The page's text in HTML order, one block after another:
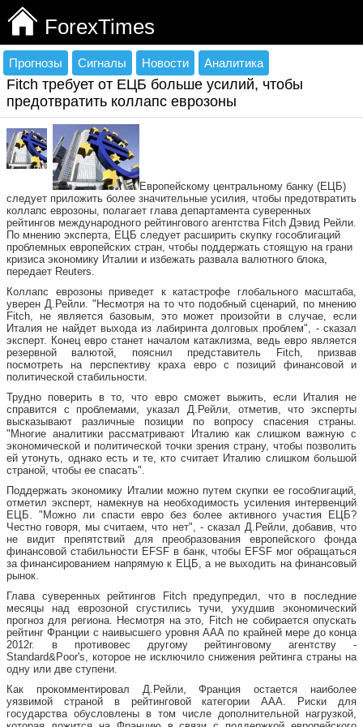
ForexTimes
Прогнозы Сигналы Новости Аналитика
Fitch требует от ЕЦБ больше усилий, чтобы
предотвратить коллапс еврозоны
Европейскому центральному банку (ЕЦБ)
следует приложить более значительные усилия, чтобы предотвратить
коллапс еврозоны, полагает глава департамента суверенных
рейтингов международного рейтингового агентства Fitch Дэвид Рейли.
По мнению эксперта, ЕЦБ следует расширить скупку гособлигаций
проблемных европейских стран, чтобы поддержать стоящую на грани
кризиса экономику Италии и избежать развала валютного блока,
передает Reuters.
Коллапс еврозоны приведет к катастрофе глобального масштаба,
уверен Д.Рейли. "Несмотря на то что подобный сценарий, по мнению
Fitch, не является базовым, это может произойти в случае, если
Италия не найдет выхода из лабиринта долговых проблем", - сказал
эксперт. Конец евро станет началом катаклизма, ведь евро является
резервной валютой, пояснил представитель Fitch, призвав
посмотреть на перспективу краха евро с позиций финансовой и
политической стабильности.
Трудно поверить в то, что евро сможет выжить, если Италия не
справится с проблемами, указал Д.Рейли, отметив, что эксперты
высказывают различные позиции по вопросу спасения страны.
"Многие аналитики рассматривают Италию как слишком важную с
экономической и политической точки зрения страну, чтобы позволить
ей утонуть, однако есть и те, кто считает Италию слишком большой
страной, чтобы ее спасать".
Поддержать экономику Италии можно путем скупки ее гособлигаций,
отметил эксперт, намекнув на необходимость усиления интервенций
ЕЦБ. "Можно ли спасти евро без более активного участия ЕЦБ?
Честно говоря, мы считаем, что нет", - сказал Д.Рейли, добавив, что
не видит препятствий для преобразования европейского фонда
финансовой стабильности EFSF в банк, чтобы EFSF мог обращаться
за финансированием напрямую к ЕЦБ, а не выходить на финансовый
рынок.
Глава суверенных рейтингов Fitch предупредил, что в последние
месяцы над еврозоной сгустились тучи, ухудшив экономический
прогноз для региона. Несмотря на это, Fitch не собирается опускать
рейтинг Франции с наивысшего уровня ААА по крайней мере до конца
2012г. в противовес другому рейтинговому агентству -
Standard&Poor's, которое не исключило снижения рейтинга страны на
одну или две ступени.
Как прокомментировал Д.Рейли, Франция остается наиболее
уязвимой страной в рейтинговой категории ААА. Риски для
государства обусловлены в том числе дополнительной нагрузкой,